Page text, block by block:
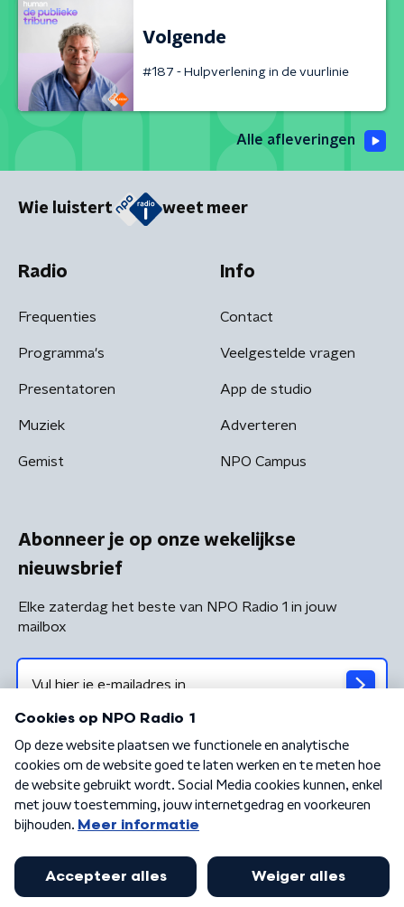
Volgende
#187 - Hulpverlening in de vuurlinie
Alle afleveringen
Wie luistert weet meer
Radio
Frequenties
Programma's
Presentatoren
Muziek
Gemist
Info
Contact
Veelgestelde vragen
App de studio
Adverteren
NPO Campus
Abonneer je op onze wekelijkse
nieuwsbrief
Elke zaterdag het beste van NPO Radio 1 in jouw
mailbox
Algemene voorwaarden